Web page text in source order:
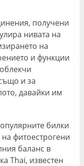
получени
нивата на
на
и функции
и за
давайки им
билки
фитоестрогени
баланс в
Thai, известен